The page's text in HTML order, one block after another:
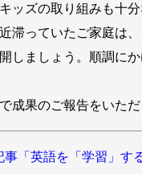
ッズの取り組みも十
滞っていたご家庭は
しましょう。順調に
果のご報告をいただ
「英語を「学習」す